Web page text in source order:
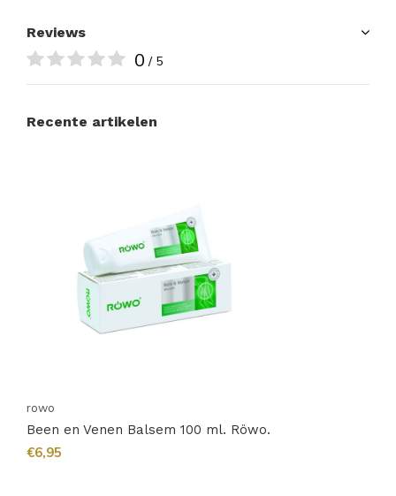
Reviews
0 / 5
Recente artikelen
rowo
Been en Venen Balsem 100 ml. Röwo.
€6,95